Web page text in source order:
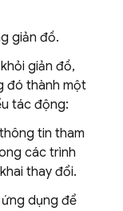
giản đồ.
giản đồ,
đó thành một
tác động:
tin tham
các trình
thay đổi.
dụng để